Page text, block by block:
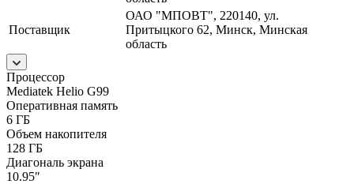
Поставщик
ОАО "МПОВТ", 220140, ул.
Притыцкого 62, Минск, Минская
область
Процессор
Mediatek Helio G99
Оперативная память
6 ГБ
Объем накопителя
128 ГБ
Диагональ экрана
10.95″